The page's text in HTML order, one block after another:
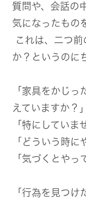
質問や、会話の
気になったもの
これは、二つ
か？というのに
「家具をかじ
えていますか？」
「特にしていま
「どういう時に
「気づくとやっ
「行為を見つけ